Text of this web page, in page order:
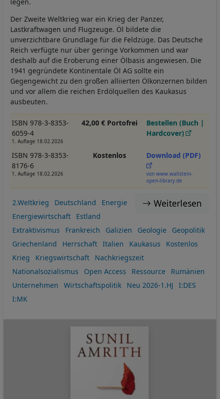
legen.
Der Zweite Weltkrieg war ein Krieg der Panzer,
Lastkraftwagen und Flugzeuge. Öl bildete die
unverzichtbare Grundlage für die Feldzüge. Das Deutsche
Reich verfügte nur über geringe Vorkommen und war
deshalb auf die Eroberung einer Ölbasis angewiesen. Die
1941 gegründete Kontinentale Öl AG sollte ein
Gegengewicht zu den großen alliierten Ölkonzernen bilden
und vor allem die reichen Erdölquellen des Kaukasus
ausbeuten.
ISBN 978-3-8353-
6059-4
1. Auflage 18.02.2026
42,00 € Portofrei
Bestellen (Buch |
Hardcover)
ISBN 978-3-8353-
8176-6
1. Auflage 18.02.2026
Kostenlos Download (PDF)
von www.wallstein-
open-library.de
Weiterlesen
2.Weltkrieg Deutschland
Energie
Energiewirtschaft
Estland
Extraktivismus
Frankreich Galizien Geologie
Geopolitik
Griechenland
Herrschaft Italien Kaukasus
Kostenlos
Krieg
Kriegswirtschaft
Nachkriegszeit
Nationalsozialismus
Open Access Ressource
Rumänien
Unternehmen
Wirtschaftspolitik Neu 2026-1.HJ
I:DES
I:MK